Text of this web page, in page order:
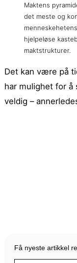
Maktens
det meste og
hjelpeløse
maktstrukturer.
Det kan være på
har mulighet for å
veldig –
Få nyeste artikkel